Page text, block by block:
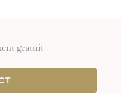
gratuit